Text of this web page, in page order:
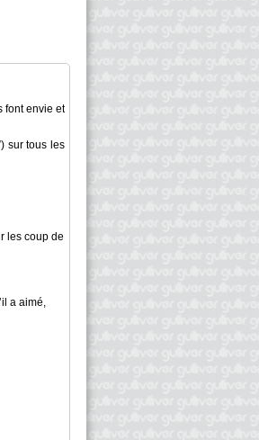
font envie et
sur tous les
les coup de
a aimé,